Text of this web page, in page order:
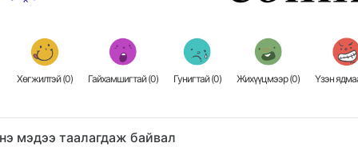
Хөгжилтэй (0) Гайхамшигтай (0) Гунигтай (0) Жихүүцмээр (0) Үзэн
мэдээ таалагдаж байвал